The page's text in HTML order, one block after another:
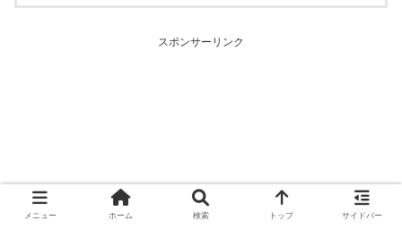
スポンサーリンク
メニュー ホーム 検索 トップ サイドバー